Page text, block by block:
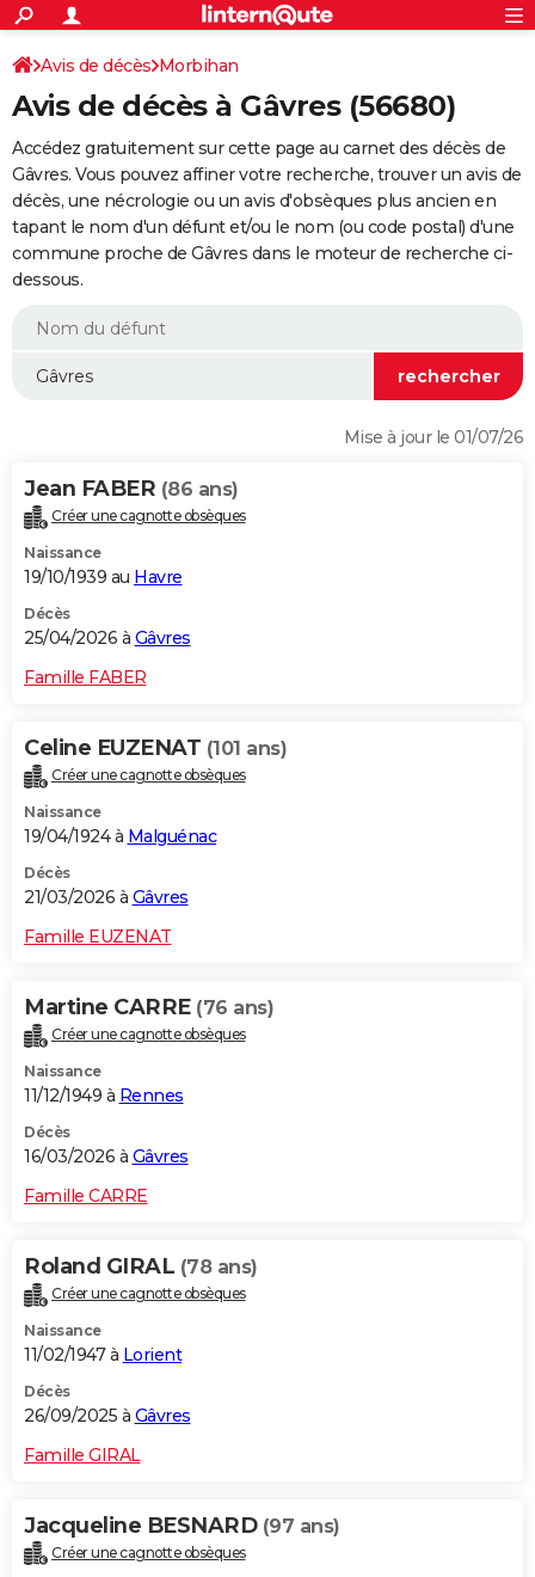
ACTUALITÉS
Politique
Société
Faits Divers
Education
Monde
Villes
+
SPORT
Coupe du monde 2026
Football
Tennis
Cyclisme
Rugby
Forum
Programme TV
TNT
Streaming
Cinéma
Sorties cinéma
Musique
+
FINANCE
Retraite
Epargne
Immobilier
Risques naturels par ville
Assurance
AUTO
Essais
Réserver un essai
Citadines
Berlines
SUV
Forum auto
+
HIGH-TECH
BRICOLAGE
WEEK-END
Alimentation
Guide de la santé
Maladies
Médicaments
Sommeil
VOYAGE
Destinations
City break
Voyage nature
Voyage de noces
Forum
Climat
+PHOTO
GUIDES D'ACHAT
Carte de Noël
Carte Bonne année
Carte Saint-Valentin
Carte Pâques
Carte d'anniversaire
DICTIONNAIRE
Dictionnaire
Biographies
Citations
Expressions
Proverbes
PROGRAMME TV
S'inscrire
Se connecter
Lycées
Collèges
Primaires
Universités
Entreprises
Service militaire
Avis de recherche
AVIS DE DÉCÈS
FORUM
Bricolage
Television
Avis de décès Morbihan
Avis de décès à Gâvres (56680)
Accédez gratuitement sur cette page au carnet des décès de
Gâvres. Vous pouvez affiner votre recherche, trouver un avis de
décès, une nécrologie ou un avis d'obsèques plus ancien en
tapant le nom d'un défunt et/ou le nom (ou code postal) d'une
commune proche de Gâvres dans le moteur de recherche ci-
dessous.
Mise à jour le 01/07/26
Jean FABER (86 ans)
Créer une cagnotte obsèques
Naissance
19/10/1939 au Havre
Décès
25/04/2026 à Gâvres
Famille FABER
Celine EUZENAT (101 ans)
Créer une cagnotte obsèques
Naissance
19/04/1924 à Malguénac
Décès
21/03/2026 à Gâvres
Famille EUZENAT
Martine CARRE (76 ans)
Créer une cagnotte obsèques
Naissance
11/12/1949 à Rennes
Décès
16/03/2026 à Gâvres
Famille CARRE
Roland GIRAL (78 ans)
Créer une cagnotte obsèques
Naissance
11/02/1947 à Lorient
Décès
26/09/2025 à Gâvres
Famille GIRAL
Jacqueline BESNARD (97 ans)
Créer une cagnotte obsèques